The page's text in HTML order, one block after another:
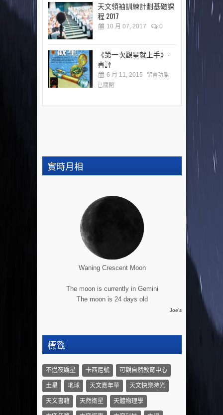
天文領袖訓練計劃基礎課
程 2017
10 月 07, 2017 0
《第一次觀星就上手》-
書評
6 月 11, 2015
留言功能
已關閉
實時月相
Waning Crescent Moon
The moon is currently in Gemini
The moon is 24 days old
Joe's
標籤
不過夜觀星 卡西尼號 可觀自然教育中心
土星 地球 天文嘉年華 天文快樂時光
天文書籍 天然衛星 天體物理學